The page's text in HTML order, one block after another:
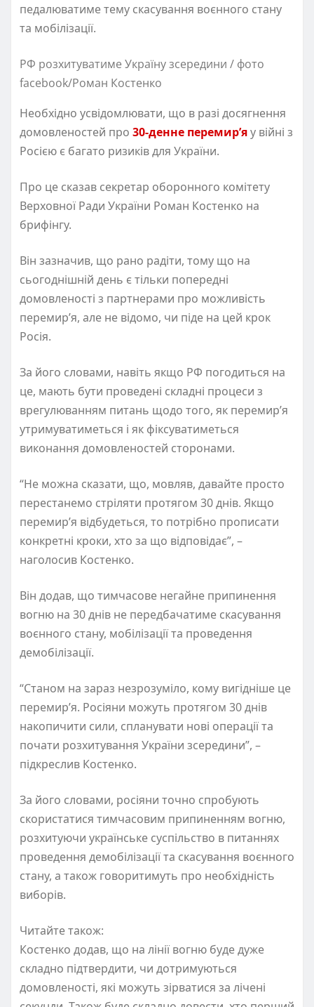
педалюватиме тему скасування воєнного стану
та мобілізації.
РФ розхитуватиме Україну зсередини / фото
facebook/Роман Костенко
Необхідно усвідомлювати, що в разі досягнення
домовленостей про 30-денне перемир’яу війні з
Росією є багато ризиків для України.
Про це сказав секретар оборонного комітету
Верховної Ради України Роман Костенко на
брифінгу.
Він зазначив, що рано радіти, тому що на
сьогоднішній день є тільки попередні
домовленості з партнерами про можливість
перемир’я, але не відомо, чи піде на цей крок
Росія.
За його словами, навіть якщо РФ погодиться на
це, мають бути проведені складні процеси з
врегулюванням питань щодо того, як перемир’я
утримуватиметься і як фіксуватиметься
виконання домовленостей сторонами.
“Не можна сказати, що, мовляв, давайте просто
перестанемо стріляти протягом 30 днів. Якщо
перемир’я відбудеться, то потрібно прописати
конкретні кроки, хто за що відповідає”, –
наголосив Костенко.
Він додав, що тимчасове негайне припинення
вогню на 30 днів не передбачатиме скасування
воєнного стану, мобілізації та проведення
демобілізації.
“Станом на зараз незрозуміло, кому вигідніше це
перемир’я. Росіяни можуть протягом 30 днів
накопичити сили, спланувати нові операції та
почати розхитування України зсередини”, –
підкреслив Костенко.
За його словами, росіяни точно спробують
скористатися тимчасовим припиненням вогню,
розхитуючи українське суспільство в питаннях
проведення демобілізації та скасування воєнного
стану, а також говоритимуть про необхідність
виборів.
Читайте також:
Костенко додав, що на лінії вогню буде дуже
складно підтвердити, чи дотримуються
домовленості, які можуть зірватися за лічені